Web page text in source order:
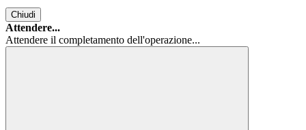
Chiudi
Attendere...
Attendere il completamento dell'operazione...